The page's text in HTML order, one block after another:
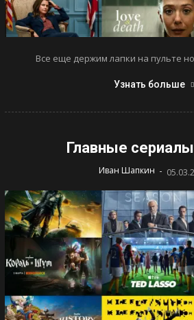
Все еще держим лапки на пульте
Узнать больше
Главные
Иван Шапкин -